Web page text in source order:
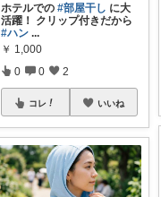
ホテルでの#部屋干し に大
活躍！ クリップ付きだから
#ハン ...
￥ 1,000
0 0 2
コレ いいね